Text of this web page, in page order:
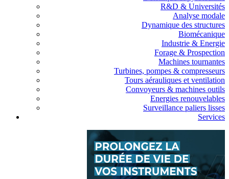
R&D & Universités
Analyse modale
Dynamique des structures
Biomécanique
Industrie & Energie
Forage & Prospection
Machines tournantes
Turbines, pompes & compresseurs
Tours aérauliques et ventilation
Convoyeurs & machines outils
Energies renouvelables
Surveillance paliers lisses
Services